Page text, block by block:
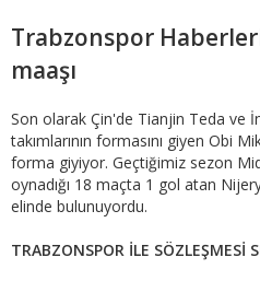
Trabzonspor
maaşı
Son olarak Çin'de Tianjin Teda ve
takımlarının formasını giyen Obi
forma giyiyor. Geçtiğimiz sezon
oynadığı 18 maçta 1 gol atan
elinde bulunuyordu.
TRABZONSPOR İLE SÖZLEŞMESİ